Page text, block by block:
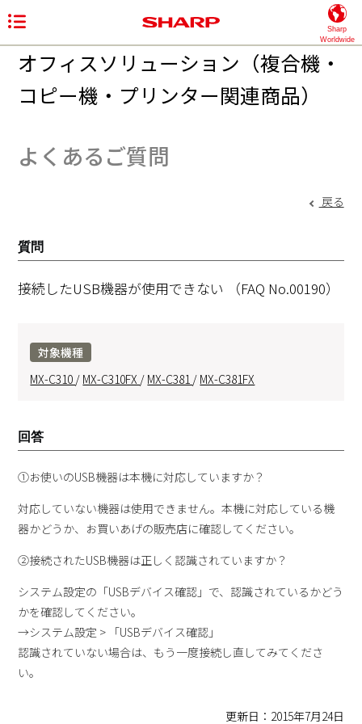
Sharp
Worldwide
オフィスソリューション（複合機・
コピー機・プリンター関連商品）
よくあるご質問
戻る
質問
接続したUSB機器が使用できない （FAQ No.00190）
対象機種
MX-C310 / MX-C310FX / MX-C381 / MX-C381FX
回答
①お使いのUSB機器は本機に対応していますか？
対応していない機器は使用できません。本機に対応している機
器かどうか、お買いあげの販売店に確認してください。
②接続されたUSB機器は正しく認識されていますか？
システム設定の「USBデバイス確認」で、認識されているかどう
かを確認してください。
→システム設定 > 「USBデバイス確認」
認識されていない場合は、もう一度接続し直してみてくださ
い。
更新日：2015年7月24日